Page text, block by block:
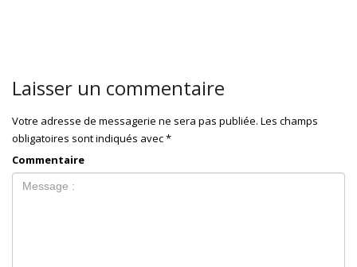
Laisser un commentaire
Votre adresse de messagerie ne sera pas publiée. Les champs
obligatoires sont indiqués avec*
Commentaire